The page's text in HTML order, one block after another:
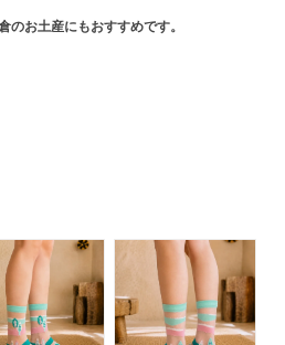
のお土産にもおすすめです。